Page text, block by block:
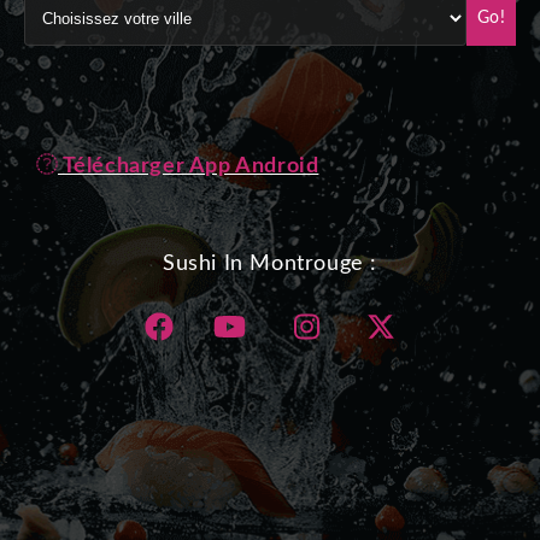
Go!
Télécharger App Android
Sushi In Montrouge :